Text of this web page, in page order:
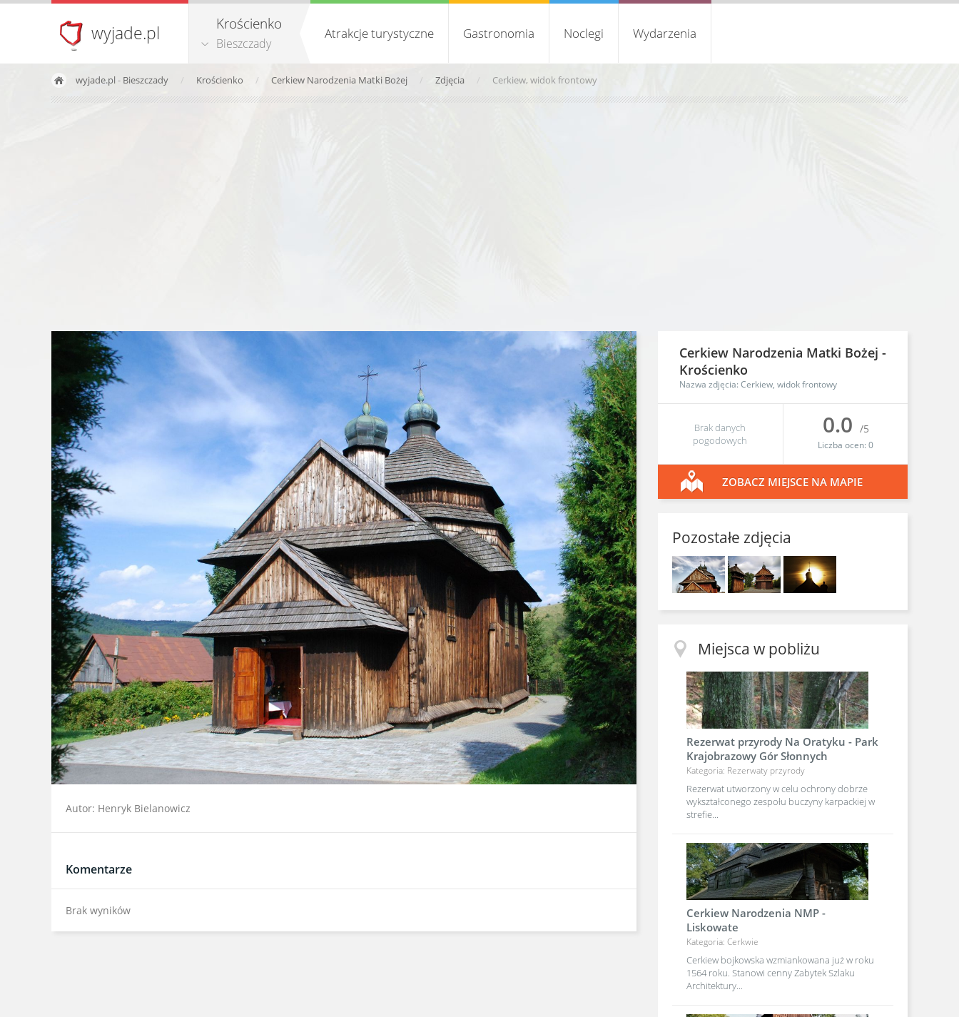
wyjade.pl Krościenko
Bieszczady
Atrakcje turystyczne Gastronomia Noclegi Wydarzenia
wyjade.pl- Bieszczady Krościenko Cerkiew Narodzenia Matki Bożej Zdjęcia Cerkiew, widok frontowy
Autor: Henryk Bielanowicz
Komentarze
Brak wyników
Cerkiew Narodzenia Matki Bożej -
Krościenko
Nazwa zdjęcia: Cerkiew, widok frontowy
Brak danych
pogodowych
0.0 /5
Liczba ocen: 0
ZOBACZ MIEJSCE NA MAPIE
Pozostałe zdjęcia
Miejsca w pobliżu
Rezerwat przyrody Na Oratyku - Park
Krajobrazowy Gór Słonnych
Kategoria: Rezerwaty przyrody
Rezerwat utworzony w celu ochrony dobrze
wykształconego zespołu buczyny karpackiej w
strefie...
Cerkiew Narodzenia NMP -
Liskowate
Kategoria: Cerkwie
Cerkiew bojkowska wzmiankowana już w roku
1564 roku. Stanowi cenny Zabytek Szlaku
Architektury...